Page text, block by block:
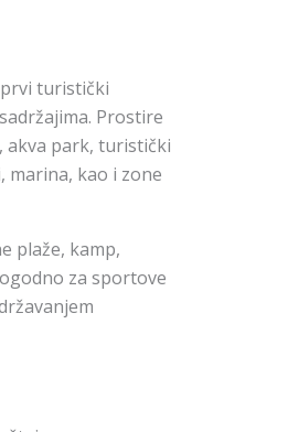
turistički
Prostire
akva park, turistički
marina, kao i zone
plaže, kamp,
za sportove